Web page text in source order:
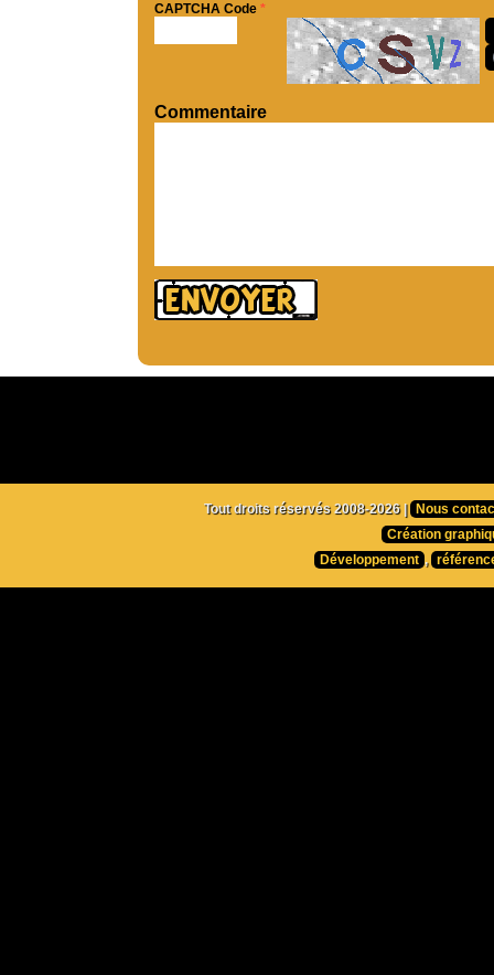
CAPTCHA Code *
Commentaire
Tout droits réservés 2008-2026 |
Nous
Création
Développement ,